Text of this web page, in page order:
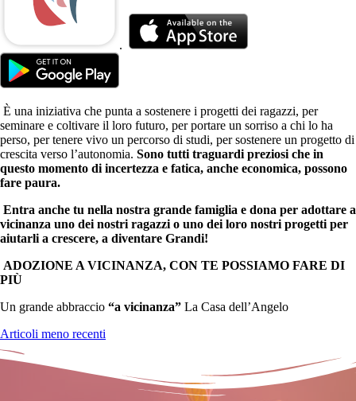
.
È una iniziativa che punta a sostenere i progetti dei ragazzi, per
seminare e coltivare il loro futuro, per portare un sorriso a chi lo ha
perso, per tenere vivo un percorso di studi, per sostenere un progetto di
crescita verso l’autonomia. Sono tutti traguardi preziosi che in
questo momento di incertezza e fatica, anche economica, possono
fare paura.
Entra anche tu nella nostra grande famiglia e dona per adottare a
vicinanza uno dei nostri ragazzi o uno dei loro nostri progetti per
aiutarli a crescere, a diventare Grandi!
ADOZIONE A VICINANZA, CON TE POSSIAMO FARE DI
PIÙ
Un grande abbraccio “a vicinanza” La Casa dell’Angelo
Articoli meno recenti